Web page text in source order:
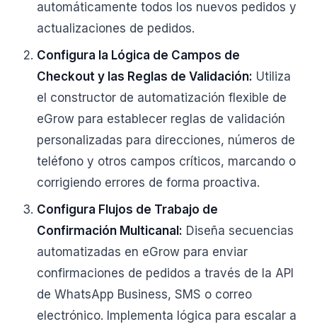
automáticamente todos los nuevos pedidos y
actualizaciones de pedidos.
Configura la Lógica de Campos de
Checkout y las Reglas de Validación: Utiliza
el constructor de automatización flexible de
eGrow para establecer reglas de validación
personalizadas para direcciones, números de
teléfono y otros campos críticos, marcando o
corrigiendo errores de forma proactiva.
Configura Flujos de Trabajo de
Confirmación Multicanal: Diseña secuencias
automatizadas en eGrow para enviar
confirmaciones de pedidos a través de la API
de WhatsApp Business, SMS o correo
electrónico. Implementa lógica para escalar a